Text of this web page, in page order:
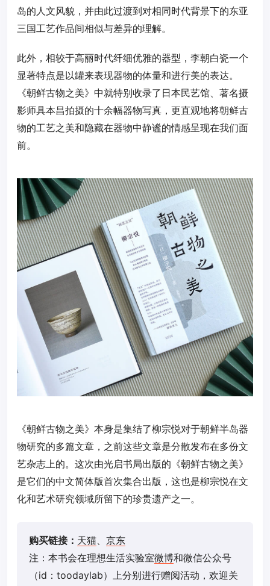
岛的人文风貌，并由此过渡到对相同时代背景下的东亚
三国工艺作品间相似与差异的理解。
此外，相较于高丽时代纤细优雅的器型，李朝白瓷一个
显著特点是以罐来表现器物的体量和进行美的表达。
《朝鲜古物之美》中就特别收录了日本民艺馆、著名摄
影师具本昌拍摄的十余幅器物写真，更直观地将朝鲜古
物的工艺之美和隐藏在器物中静谧的情感呈现在我们面
前。
《朝鲜古物之美》本身是集结了柳宗悦对于朝鲜半岛器
物研究的多篇文章，之前这些文章是分散发布在多份文
艺杂志上的。这次由光启书局出版的《朝鲜古物之美》
是它们的中文简体版首次集合出版，这也是柳宗悦在文
化和艺术研究领域所留下的珍贵遗产之一。
购买链接： 天猫、 京东
注：本书会在理想生活实验室微博和微信公众号
（id：toodaylab）上分别进行赠阅活动，欢迎关